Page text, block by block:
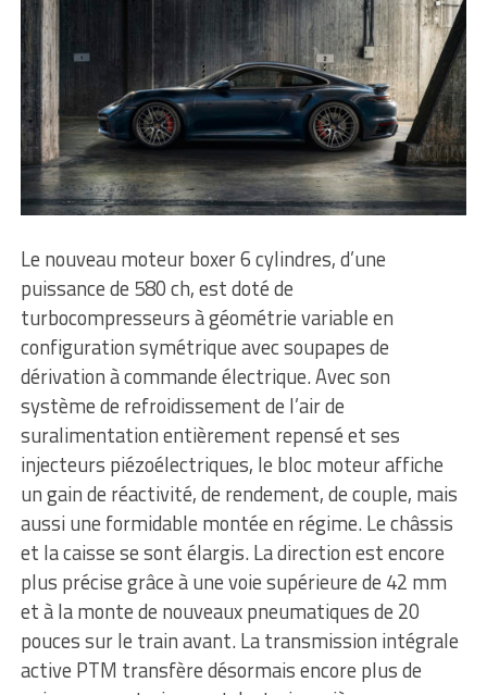
Le nouveau moteur boxer 6 cylindres, d’une
puissance de 580 ch, est doté de
turbocompresseurs à géométrie variable en
configuration symétrique avec soupapes de
dérivation à commande électrique. Avec son
système de refroidissement de l’air de
suralimentation entièrement repensé et ses
injecteurs piézoélectriques, le bloc moteur affiche
un gain de réactivité, de rendement, de couple, mais
aussi une formidable montée en régime. Le châssis
et la caisse se sont élargis. La direction est encore
plus précise grâce à une voie supérieure de 42 mm
et à la monte de nouveaux pneumatiques de 20
pouces sur le train avant. La transmission intégrale
active PTM transfère désormais encore plus de